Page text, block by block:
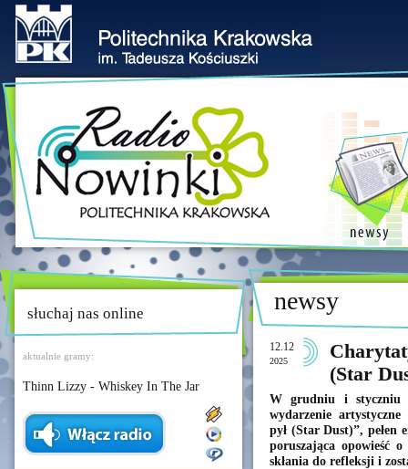
słuchaj nas online
aktualnie gramy:
Thinn Lizzy - Whiskey In The Jar
newsy
12.12
2025
(Star
W grudniu i styczniu
wydarzenie
pył (Star Dust)”,
poruszająca opowieść
skłania do refleksji i